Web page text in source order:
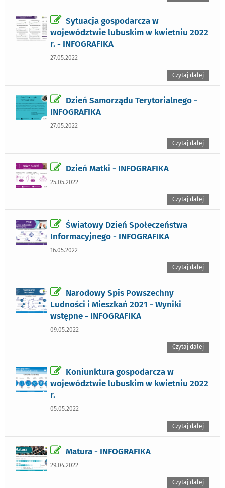
Sytuacja gospodarcza w
województwie lubuskim w kwietniu 2022
r. - INFOGRAFIKA
27.05.2022
Czytaj dalej
Dzień Samorządu Terytorialnego -
INFOGRAFIKA
27.05.2022
Czytaj dalej
Dzień Matki - INFOGRAFIKA
25.05.2022
Czytaj dalej
Światowy Dzień Społeczeństwa
Informacyjnego - INFOGRAFIKA
16.05.2022
Czytaj dalej
Narodowy Spis Powszechny
Ludności i Mieszkań 2021 -Wyniki
wstępne - INFOGRAFIKA
09.05.2022
Czytaj dalej
Koniunktura gospodarcza w
województwie lubuskim w kwietniu 2022
r.
05.05.2022
Czytaj dalej
Matura - INFOGRAFIKA
29.04.2022
Czytaj dalej